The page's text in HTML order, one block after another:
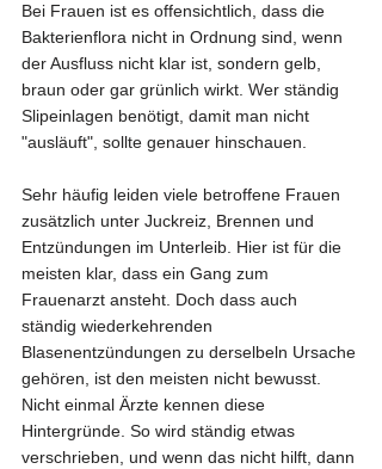
Bei Frauen ist es offensichtlich, dass die
Bakterienflora nicht in Ordnung sind, wenn
der Ausfluss nicht klar ist, sondern gelb,
braun oder gar grünlich wirkt. Wer ständig
Slipeinlagen benötigt, damit man nicht
"ausläuft", sollte genauer hinschauen.
Sehr häufig leiden viele betroffene Frauen
zusätzlich unter Juckreiz, Brennen und
Entzündungen im Unterleib. Hier ist für die
meisten klar, dass ein Gang zum
Frauenarzt ansteht. Doch dass auch
ständig wiederkehrenden
Blasenentzündungen zu derselbeln Ursache
gehören, ist den meisten nicht bewusst.
Nicht einmal Ärzte kennen diese
Hintergründe. So wird ständig etwas
verschrieben, und wenn das nicht hilft, dann